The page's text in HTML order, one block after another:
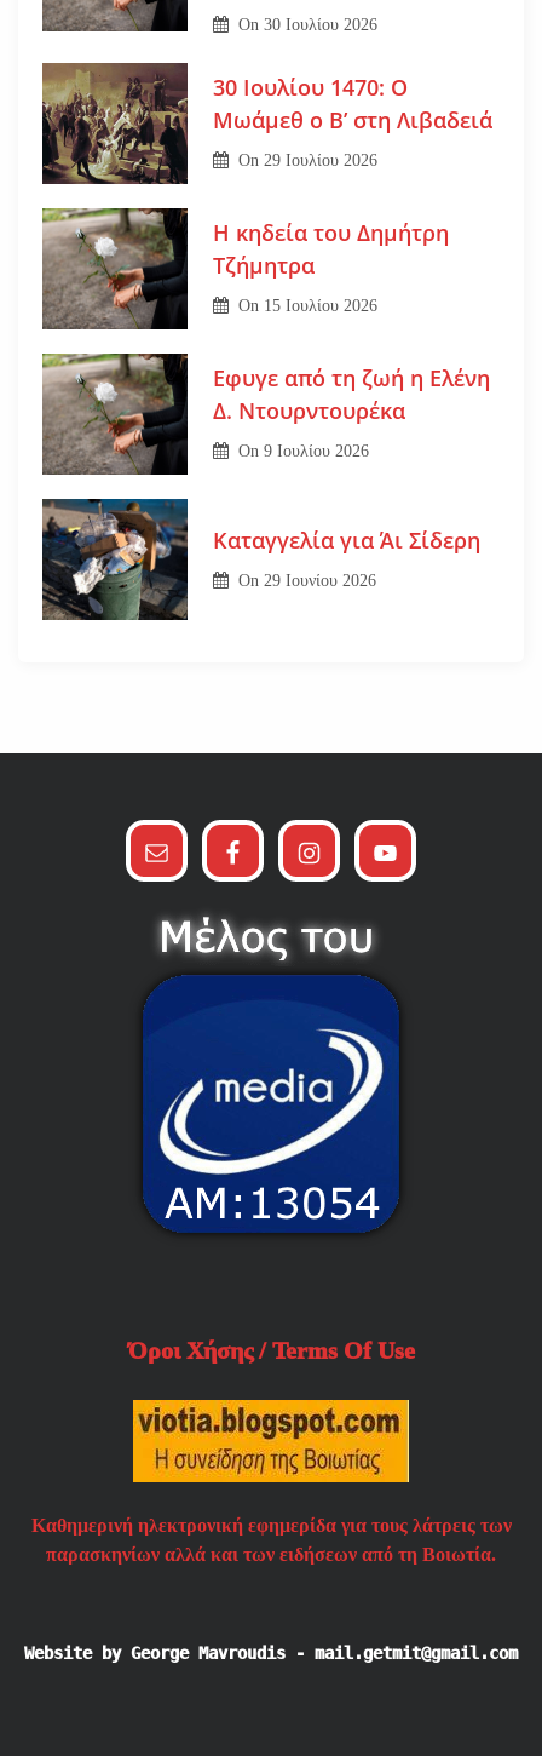
On30 Ιουλίου 2026
30 Ιουλίου 1470: Ο
Μωάμεθ ο Β’ στη Λιβαδειά
On29 Ιουλίου 2026
Η κηδεία του Δημήτρη
Τζήμητρα
On 15 Ιουλίου 2026
Εφυγε από τη ζωή η Ελένη
Δ. Ντουρντουρέκα
On9 Ιουλίου 2026
Καταγγελία για Άι Σίδερη
On 29 Ιουνίου 2026
Όροι Χήσης / Terms Of Use
Καθημερινή ηλεκτρονική εφημερίδα για τους λάτρεις των
παρασκηνίων αλλά και των ειδήσεων από τη Βοιωτία.
Website by George Mavroudis - mail.getmit@gmail.com